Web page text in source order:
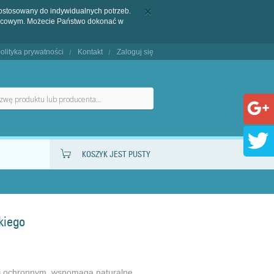
do indywidualnych potrzeb.
Możecie Państwo dokonać w
prywatności Kontakt Zaloguj się
KOSZYK JEST PUSTY